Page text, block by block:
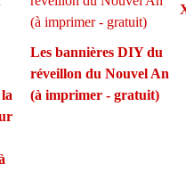
Les bannières DIY du
réveillon du Nouvel An
(à imprimer - gratuit)